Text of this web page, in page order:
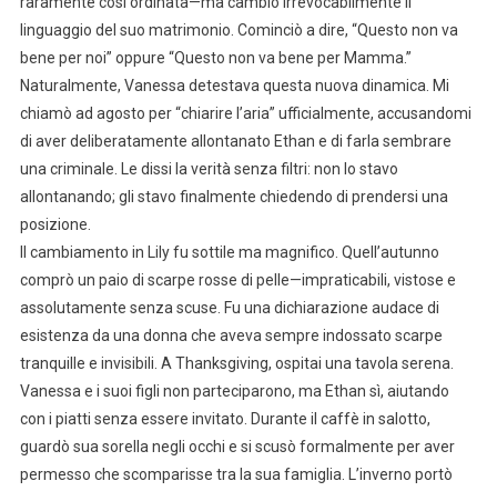
linguaggio del suo matrimonio. Cominciò a dire, “Questo non va
bene per noi” oppure “Questo non va bene per Mamma.”
Naturalmente, Vanessa detestava questa nuova dinamica. Mi
chiamò ad agosto per “chiarire l’aria” ufficialmente, accusandomi
di aver deliberatamente allontanato Ethan e di farla sembrare
una criminale. Le dissi la verità senza filtri: non lo stavo
allontanando; gli stavo finalmente chiedendo di prendersi una
posizione.
Il cambiamento in Lily fu sottile ma magnifico. Quell’autunno
comprò un paio di scarpe rosse di pelle—impraticabili, vistose e
assolutamente senza scuse. Fu una dichiarazione audace di
esistenza da una donna che aveva sempre indossato scarpe
tranquille e invisibili. A Thanksgiving, ospitai una tavola serena.
Vanessa e i suoi figli non parteciparono, ma Ethan sì, aiutando
con i piatti senza essere invitato. Durante il caffè in salotto,
guardò sua sorella negli occhi e si scusò formalmente per aver
permesso che scomparisse tra la sua famiglia. L’inverno portò